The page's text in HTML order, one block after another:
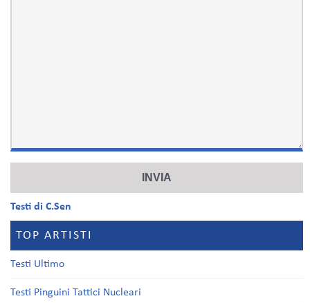
Testi di C.Sen
TOP ARTISTI
Testi Ultimo
Testi Pinguini Tattici Nucleari